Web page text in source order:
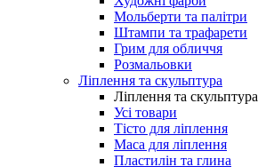
Мольберти та палітри
Штампи та трафарети
Грим для обличчя
Розмальовки
Ліплення та скульптура
Ліплення та скульптура
Усі товари
Тісто для ліплення
Маса для ліплення
Пластилін та глина